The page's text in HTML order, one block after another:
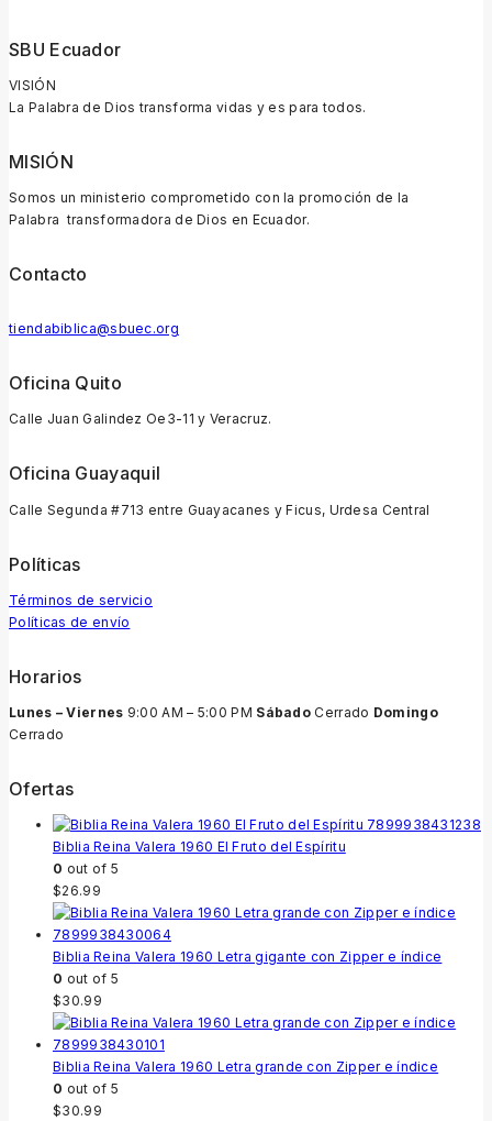
SBU Ecuador
VISIÓN
La Palabra de Dios transforma vidas y es para todos.
MISIÓN
Somos un ministerio comprometido con la promoción de la
Palabra transformadora de Dios en Ecuador.
Contacto
tiendabiblica@sbuec.org
Oficina Quito
Calle Juan Galindez Oe3-11 y Veracruz.
Oficina Guayaquil
Calle Segunda #713 entre Guayacanes y Ficus, Urdesa Central
Políticas
Términos de servicio
Políticas de envío
Horarios
Lunes – Viernes 9:00 AM – 5:00 PM Sábado Cerrado Domingo
Cerrado
Ofertas
Biblia Reina Valera 1960 El Fruto del Espíritu
0 out of 5
$26.99
Biblia Reina Valera 1960 Letra gigante con Zipper e índice
0 out of 5
$30.99
Biblia Reina Valera 1960 Letra grande con Zipper e índice
0 out of 5
$30.99